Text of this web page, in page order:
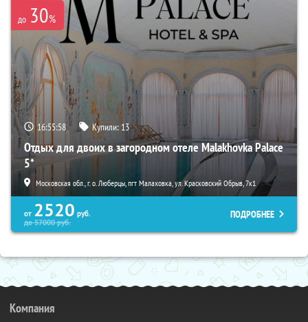
до 30%
16:55:57 Купили:13
Отдых для двоих в загородном отеле Malakhovka Palace
5*
Московская обл., г. о. Люберцы, пгт Малаховка, ул. Красковский Обрыв, 7к1
от 2520 руб.
до57000руб.
ПОДРОБНЕЕ
Компания